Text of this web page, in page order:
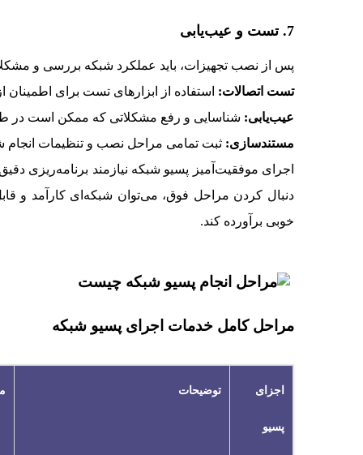
7. تست و عیب‌یابی
پس از نصب تجهیزات، باید عملکرد شبکه بررسی و
تست اتصالات: استفاده از ابزارهای تست برای
عیب‌یابی: شناسایی و رفع مشکلاتی که ممکن است در
مستندسازی: ثبت تمامی مراحل نصب و تنظیمات انجام
اجرای موفقیت‌آمیز پسیو شبکه نیازمند برنامه‌ریزی
دنبال کردن مراحل فوق، می‌توان شبکه‌ای کارآمد و
خوبی برآورده کند.
مراحل کامل خدمات اجرای پسیو شبکه
اجزای
پسیو
توضیحات